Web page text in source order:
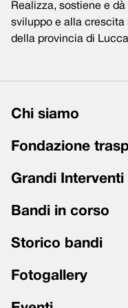
Realizza, sostiene e
sviluppo e alla
della provincia di
Chi siamo
Fondazione
Grandi Interventi
Bandi in corso
Storico bandi
Fotogallery